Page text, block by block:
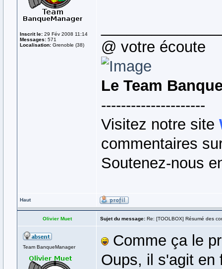
Inscrit le: 29 Fév 2008 11:14
Messages: 571
Localisation: Grenoble (38)
@ votre écoute
Le Team
---------------------
Visitez notre site
commentaires
Soutenez-nous
Haut
Olivier Muet Sujet du message: Re: [TOOLBOX] Résumé des
Team BanqueManager
Comme ça le
Oups, il s'agit en